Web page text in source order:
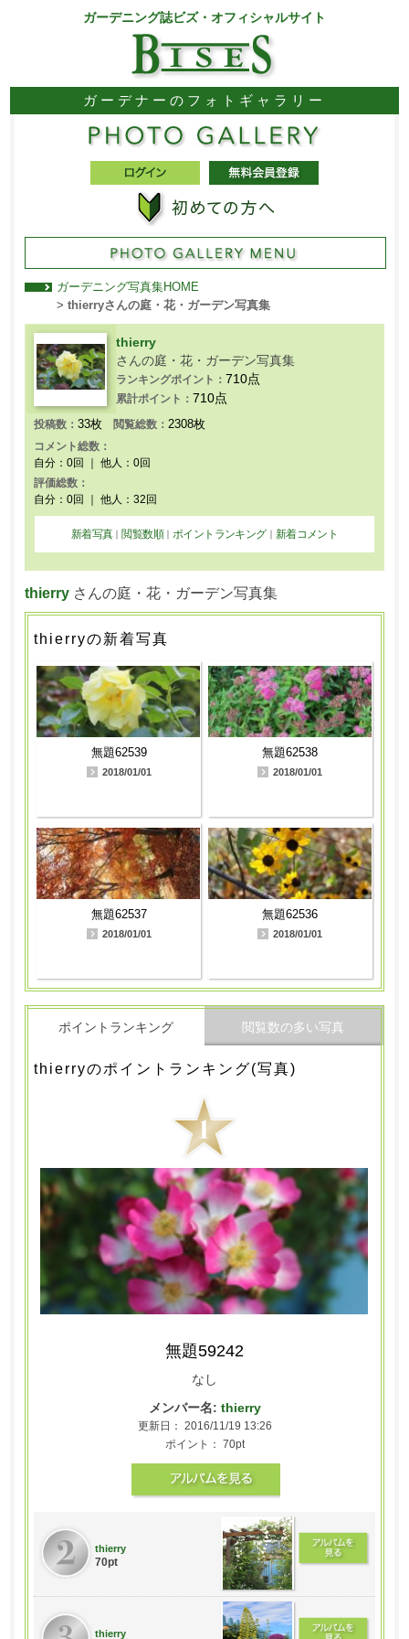
ガーデニング誌ビズ・オフィシャルサイト
ガーデナーのフォトギャラリー
ガーデニング写真集HOME
> thierryさんの庭・花・ガーデン写真集
thierry
さんの庭・花・ガーデン写真集
投稿数： 33枚閲覧総数： 2308枚
コメント総数：
自分：0回 ｜ 他人：0回
評価総数：
自分：0回 ｜ 他人：32回
ランキングポイント： 710点
累計ポイント： 710点
新着写真 ｜ 閲覧数順｜ ポイントランキング｜ 新着コメント
thierryさんの庭・花・ガーデン写真集
thierryの新着写真
無題62539
2018/01/01
無題62538
2018/01/01
無題62537
2018/01/01
無題62536
2018/01/01
ポイントランキング 閲覧数の多い写真
thierryのポイントランキング(写真)
無題59242
なし
メンバー名: thierry
更新日： 2016/11/19 13:26
ポイント： 70pt
thierry
70pt
thierry